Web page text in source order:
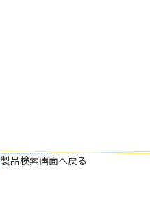
製品検索画面へ戻る